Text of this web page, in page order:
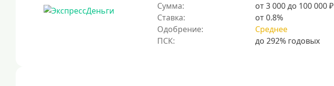
Сумма:
от 3 000 до 100 000 ₽
Ставка:
от 0.8%
Одобрение:
Среднее